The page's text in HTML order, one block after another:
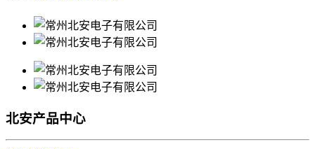
北安产品中心